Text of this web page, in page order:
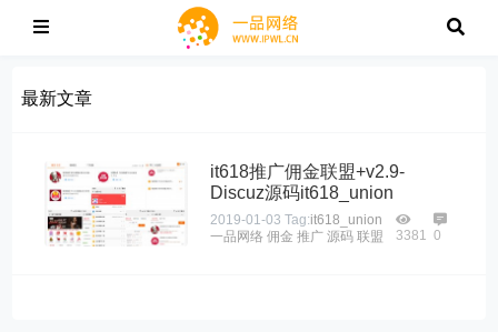
最新文章
it618推广佣金联盟+v2.9-
Discuz源码it618_union
2019-01-03 Tag:it618_union
一品网络 佣金 推广 源码 联盟 3381 0